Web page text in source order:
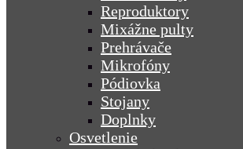
Reproduktory
Mixážne pulty
Prehrávače
Mikrofóny
Pódiovka
Stojany
Doplnky
Osvetlenie